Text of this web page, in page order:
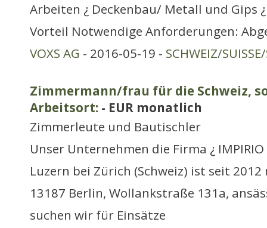
Arbeiten ¿ Deckenbau/ Metall und Gips
Vorteil Notwendige Anforderungen:
VOXS AG - 2016-05-19 - SCHWEIZ/
Zimmermann/frau für die Schweiz,
Arbeitsort: - EUR monatlich
Zimmerleute und Bautischler
Unser Unternehmen die Firma ¿
Luzern bei Zürich (Schweiz) ist seit
13187 Berlin, Wollankstraße 131a,
suchen wir für Einsätze